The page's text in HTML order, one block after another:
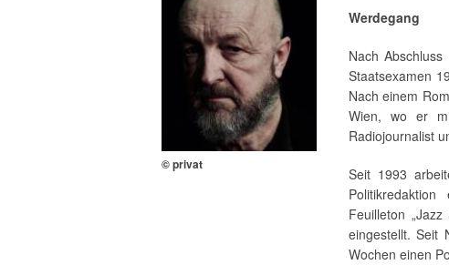
© privat
Werdegang
Nach
Staatsexamen
Nach einem
Wien, wo er
Radiojournalist
Seit 1993
Feuilleton
eingestellt. Seit
Wochen einen